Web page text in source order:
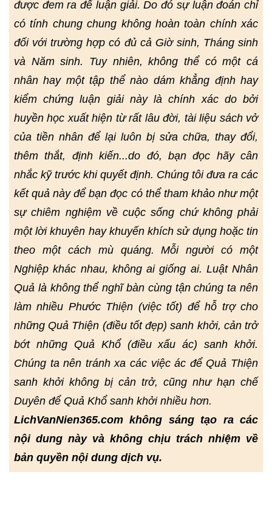
được đem ra để luận giải. Do đó sự luận đoán chỉ
có tính chung chung không hoàn toàn chính xác
đối với trường hợp có đủ cả Giờ sinh, Tháng sinh
và Năm sinh. Tuy nhiên, không thể có một cá
nhân hay một tập thể nào dám khẳng định hay
kiểm chứng luận giải này là chính xác do bởi
huyền học xuất hiện từ rất lâu đời, tài liệu sách vở
của tiền nhân để lại luôn bị sửa chữa, thay đổi,
thêm thắt, định kiến...do đó, bạn đọc hãy cân
nhắc kỹ trước khi quyết định. Chúng tôi đưa ra các
kết quả này để bạn đọc có thể tham khảo như một
sự chiêm nghiệm về cuộc sống chứ không phải
một lời khuyên hay khuyến khích sử dụng hoặc tin
theo một cách mù quáng. Mỗi người có một
Nghiệp khác nhau, không ai giống ai. Luật Nhân
Quả là không thể nghĩ bàn cùng tận chúng ta nên
làm nhiều Phước Thiện (việc tốt) để hỗ trợ cho
những Quả Thiện (điều tốt đẹp) sanh khởi, cản trở
bớt những Quả Khổ (điều xấu ác) sanh khởi.
Chúng ta nên tránh xa các việc ác để Quả Thiện
sanh khởi không bị cản trở, cũng như hạn chế
Duyên để Quả Khổ sanh khởi nhiều hơn.
LichVanNien365.com không sáng tạo ra các
nội dung này và không chịu trách nhiệm về
bản quyền nội dung dịch vụ.